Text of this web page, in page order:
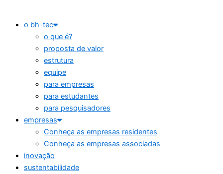
o bh-tec
o que é?
proposta de valor
estrutura
equipe
para empresas
para estudantes
para pesquisadores
empresas
Conheça as empresas residentes
Conheça as empresas associadas
inovação
sustentabilidade